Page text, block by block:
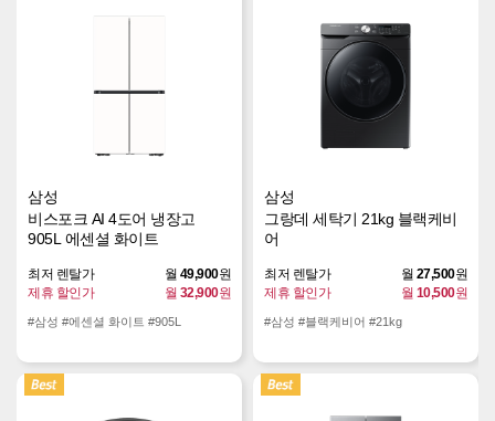
삼성
비스포크 AI 4도어 냉장고
905L 에센셜 화이트
최저 렌탈가 월 49,900원
제휴 할인가
월 32,900원
#삼성 #에센셜 화이트 #905L
삼성
그랑데 세탁기 21kg 블랙케비
어
최저 렌탈가 월 27,500원
제휴 할인가
월 10,500원
#삼성 #블랙케비어 #21kg